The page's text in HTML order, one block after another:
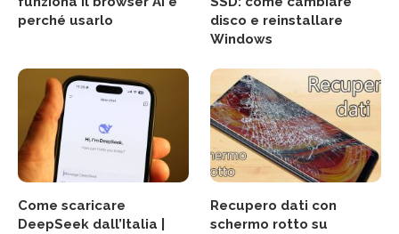
perché usarlo
disco e reinstallare
Windows
Come scaricare
DeepSeek dall’Italia |
Recupero dati con
schermo rotto su